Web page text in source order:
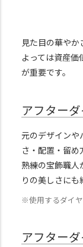
見た目の華や
よっては資産
が重要です。
アフター
元のデザインや
さ・配置・留め
熟練の宝飾職人
りの美しさにも
※使用するダイ
アフター